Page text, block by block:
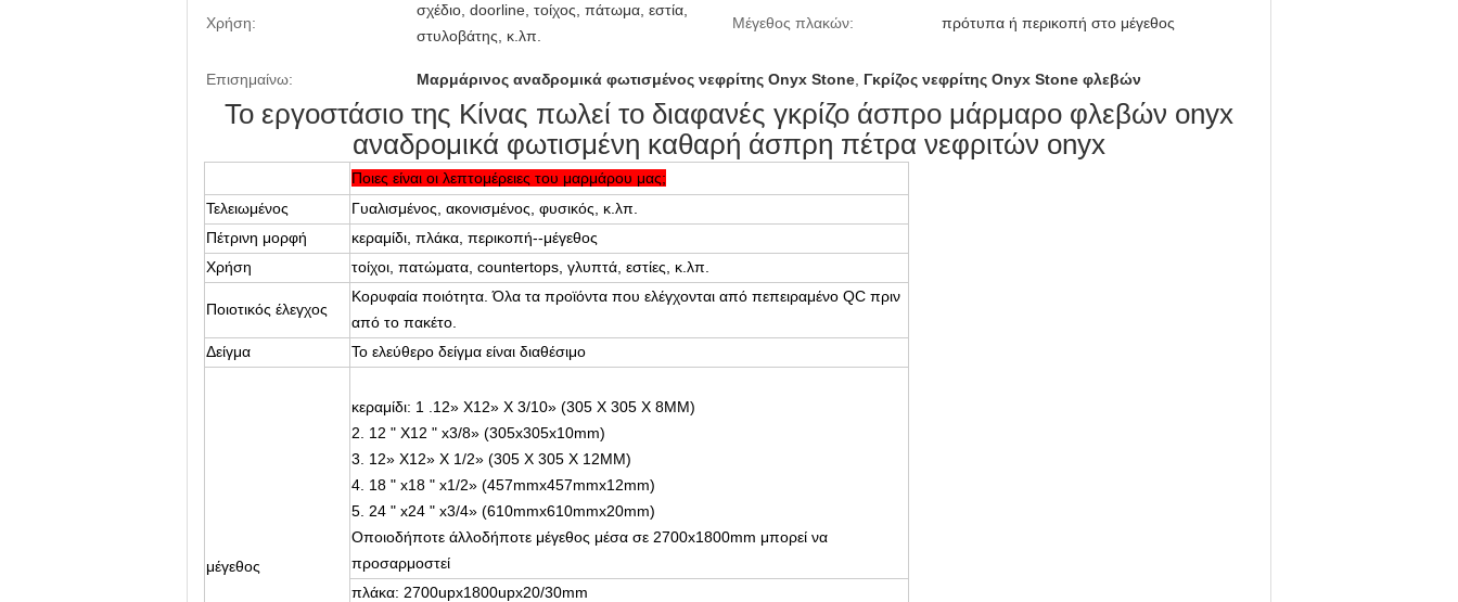
Χρήση:
σχέδιο, doorline, τοίχος, πάτωμα, εστία,
στυλοβάτης, κ.λπ.
Μέγεθος πλακών: πρότυπα ή περικοπή στο μέγεθος
Επισημαίνω: Μαρμάρινος αναδρομικά φωτισμένος νεφρίτης Onyx Stone Γκρίζος νεφρίτης Onyx Stone φλεβών
Το εργοστάσιο της Κίνας πωλεί το διαφανές γκρίζο άσπρο μάρμαρο φλεβών onyx
αναδρομικά φωτισμένη καθαρή άσπρη πέτρα νεφριτών onyx
Ποιες είναι οι λεπτομέρειες του μαρμάρου μας;
Τελειωμένος
Γυαλισμένος, ακονισμένος, φυσικός, κ.λπ.
Πέτρινη μορφή
κεραμίδι, πλάκα, περικοπή--μέγεθος
Χρήση
τοίχοι, πατώματα, countertops, γλυπτά, εστίες, κ.λπ.
Ποιοτικός έλεγχος
Κορυφαία ποιότητα. Όλα τα προϊόντα που ελέγχονται από πεπειραμένο QC πριν
από το πακέτο.
Δείγμα
Το ελεύθερο δείγμα είναι διαθέσιμο
μέγεθος
κεραμίδι: 1 .12» X12» Χ 3/10» (305 X 305 X 8MM)
2. 12 " X12 " x3/8» (305x305x10mm)
3. 12» X12» Χ 1/2» (305 X 305 X 12MM)
4. 18 " x18 " x1/2» (457mmx457mmx12mm)
5. 24 " x24 " x3/4» (610mmx610mmx20mm)
Οποιοδήποτε άλλοδήποτε μέγεθος μέσα σε 2700x1800mm μπορεί να
προσαρμοστεί
πλάκα: 2700upx1800upx20/30mm